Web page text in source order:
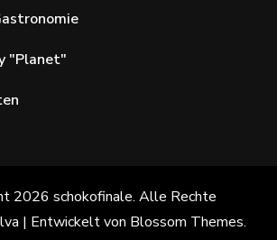
"Planet"
2026 schokofinale. Alle Rechte
| Entwickelt von Blossom Themes.